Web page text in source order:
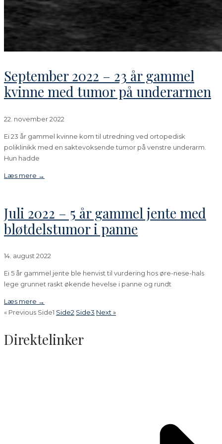
September 2022 – 23 år gammel
kvinne med tumor på underarmen
22. november 2022
Ei 23 år gammel kvinne kom til utredning ved ortopedisk
poliklinikk med en saktevoksende tumor på venstre underarm.
Hun hadde
Læs mere →
Juli 2022 – 5 år gammel jente med
bløtdelstumor i panne
14. august 2022
Ei 5 år gammel jente ble henvist til vurdering hos øre-nese-hals
lege grunnet raskt økende hevelse i panne og rundt
Læs mere →
« Previous Side1 Side2 Side3 Next »
Direktelinker